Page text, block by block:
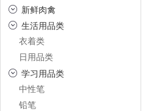
新鲜肉禽
生活用品类
衣着类
日用品类
学习用品类
中性笔
铅笔